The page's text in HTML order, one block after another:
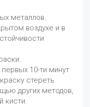
металлов.
воздухе и в
10-ти минут
стереть
других методов,
кисти.